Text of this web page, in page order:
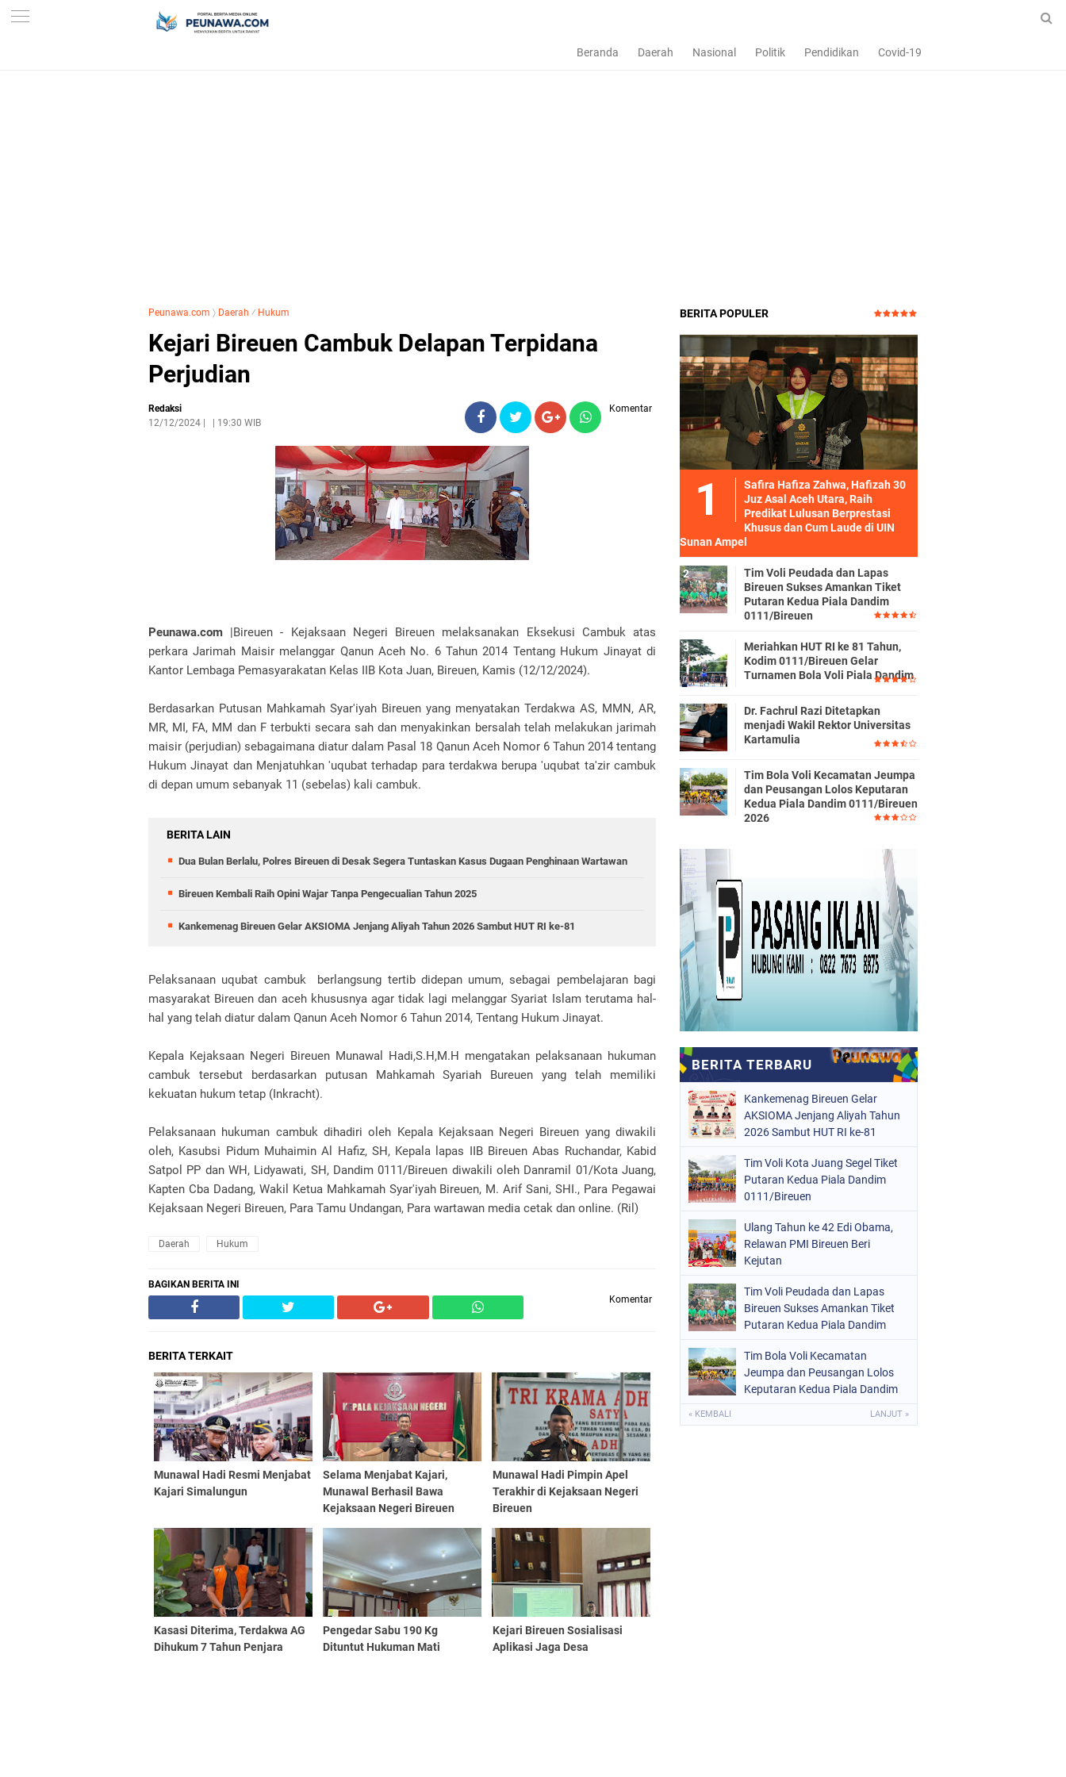
Beranda Daerah Nasional Politik Pendidikan Covid-19
Peunawa.com 〉 Daerah ⁄ Hukum
Kejari Bireuen Cambuk Delapan Terpidana
Perjudian
Redaksi
12/12/2024
19:30 WIB
Komentar
Peunawa.com |Bireuen - Kejaksaan Negeri Bireuen melaksanakan Eksekusi Cambuk atas
perkara Jarimah Maisir melanggar Qanun Aceh No. 6 Tahun 2014 Tentang Hukum Jinayat di
Kantor Lembaga Pemasyarakatan Kelas IIB Kota Juan, Bireuen, Kamis (12/12/2024).
Berdasarkan Putusan Mahkamah Syar'iyah Bireuen yang menyatakan Terdakwa AS, MMN, AR,
MR, MI, FA, MM dan F terbukti secara sah dan menyakinkan bersalah telah melakukan jarimah
maisir (perjudian) sebagaimana diatur dalam Pasal 18 Qanun Aceh Nomor 6 Tahun 2014 tentang
Hukum Jinayat dan Menjatuhkan 'uqubat terhadap para terdakwa berupa 'uqubat ta'zir cambuk
di depan umum sebanyak 11 (sebelas) kali cambuk.
BERITA LAIN
Dua Bulan Berlalu, Polres Bireuen di Desak Segera Tuntaskan Kasus Dugaan Penghinaan Wartawan
Bireuen Kembali Raih Opini Wajar Tanpa Pengecualian Tahun 2025
Kankemenag Bireuen Gelar AKSIOMA Jenjang Aliyah Tahun 2026 Sambut HUT RI ke-81
Pelaksanaan uqubat cambuk berlangsung tertib didepan umum, sebagai pembelajaran bagi
masyarakat Bireuen dan aceh khususnya agar tidak lagi melanggar Syariat Islam terutama hal-
hal yang telah diatur dalam Qanun Aceh Nomor 6 Tahun 2014, Tentang Hukum Jinayat.
Kepala Kejaksaan Negeri Bireuen Munawal Hadi,S.H,M.H mengatakan pelaksanaan hukuman
cambuk tersebut berdasarkan putusan Mahkamah Syariah Bureuen yang telah memiliki
kekuatan hukum tetap (Inkracht).
Pelaksanaan hukuman cambuk dihadiri oleh Kepala Kejaksaan Negeri Bireuen yang diwakili
oleh, Kasubsi Pidum Muhaimin Al Hafiz, SH, Kepala lapas IIB Bireuen Abas Ruchandar, Kabid
Satpol PP dan WH, Lidyawati, SH, Dandim 0111/Bireuen diwakili oleh Danramil 01/Kota Juang,
Kapten Cba Dadang, Wakil Ketua Mahkamah Syar'iyah Bireuen, M. Arif Sani, SHI., Para Pegawai
Kejaksaan Negeri Bireuen, Para Tamu Undangan, Para wartawan media cetak dan online. (Ril)
Daerah Hukum
BAGIKAN BERITA INI
Komentar
BERITA TERKAIT
Munawal Hadi Resmi Menjabat
Kajari Simalungun
Selama Menjabat Kajari,
Munawal Berhasil Bawa
Kejaksaan Negeri Bireuen
Munawal Hadi Pimpin Apel
Terakhir di Kejaksaan Negeri
Bireuen
Kasasi Diterima, Terdakwa AG
Dihukum 7 Tahun Penjara
Pengedar Sabu 190 Kg
Dituntut Hukuman Mati
Kejari Bireuen Sosialisasi
Aplikasi Jaga Desa
BERITA POPULER
Safira Hafiza Zahwa, Hafizah 30
Juz Asal Aceh Utara, Raih
Predikat Lulusan Berprestasi
Khusus dan Cum Laude di UIN
Sunan Ampel
Tim Voli Peudada dan Lapas
Bireuen Sukses Amankan Tiket
Putaran Kedua Piala Dandim
0111/Bireuen
Meriahkan HUT RI ke 81 Tahun,
Kodim 0111/Bireuen Gelar
Turnamen Bola Voli Piala Dandim
Dr. Fachrul Razi Ditetapkan
menjadi Wakil Rektor Universitas
Kartamulia
Tim Bola Voli Kecamatan Jeumpa
dan Peusangan Lolos Keputaran
Kedua Piala Dandim 0111/Bireuen
2026
Kankemenag Bireuen Gelar
AKSIOMA Jenjang Aliyah Tahun
2026 Sambut HUT RI ke-81
Tim Voli Kota Juang Segel Tiket
Putaran Kedua Piala Dandim
0111/Bireuen
Ulang Tahun ke 42 Edi Obama,
Relawan PMI Bireuen Beri
Kejutan
Tim Voli Peudada dan Lapas
Bireuen Sukses Amankan Tiket
Putaran Kedua Piala Dandim
Tim Bola Voli Kecamatan
Jeumpa dan Peusangan Lolos
Keputaran Kedua Piala Dandim
« KEMBALI LANJUT »